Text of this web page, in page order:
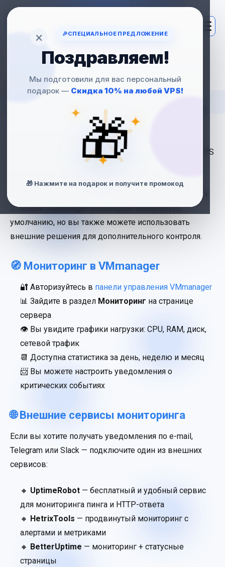
Главная› База знаний›Мониторинг› Включение
мониторинга сервера
📊 Как включить мониторинг
Мониторинг позволяет отслеживать доступность VPS
и нагрузку на ресурсы: CPU, RAM, диск, сетевые
соединения. Это важно для поддержания
стабильности работы вашего сайта или приложения.
В панели VMmanager мониторинг включён по
умолчанию, но вы также можете использовать
внешние решения для дополнительного контроля.
🧭 Мониторинг в VMmanager
🔐 Авторизуйтесь в панели управления VMmanager
📊 Зайдите в раздел Мониторинг на странице
сервера
👁 Вы увидите графики нагрузки: CPU, RAM, диск,
сетевой трафик
📆 Доступна статистика за день, неделю и месяц
📨 Вы можете настроить уведомления о
критических событиях
🌐 Внешние сервисы мониторинга
Если вы хотите получать уведомления по e-mail,
Telegram или Slack — подключите один из внешних
сервисов:
🔸 UptimeRobot — бесплатный и удобный сервис
для мониторинга пинга и HTTP-ответа
🔸 HetrixTools — продвинутый мониторинг с
алертами и метриками
🔸 BetterUptime — мониторинг + статусные
страницы
× 🎉СПЕЦИАЛЬНОЕ ПРЕДЛОЖЕНИЕ
Поздравляем!
Мы подготовили для вас персональный
подарок — Скидка 10% на любой VPS!
✦
✦
✦
🎁
🎁 Нажмите на подарок и получите промокод